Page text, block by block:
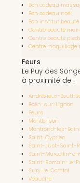
Bon cadeau
Bon cadeau noël
Bon institut beauté
Centre beauté
Centre beauté
Centre maquillage
Feurs
Le Puy des
à proximité de :
Andrézieux-
Boën-sur-Lignon
Feurs
Montbrison
Montrond-les-
Saint-Cyprien
Saint-Just-Saint-
Saint-Marcellin-
Saint-Romain-le-
Sury-le-Comtal
Veauche